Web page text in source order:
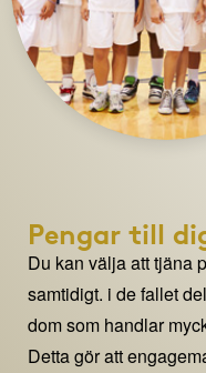
Pengar till
Du kan välja att tjäna
samtidigt. i de fallet
dom som handlar
Detta gör att